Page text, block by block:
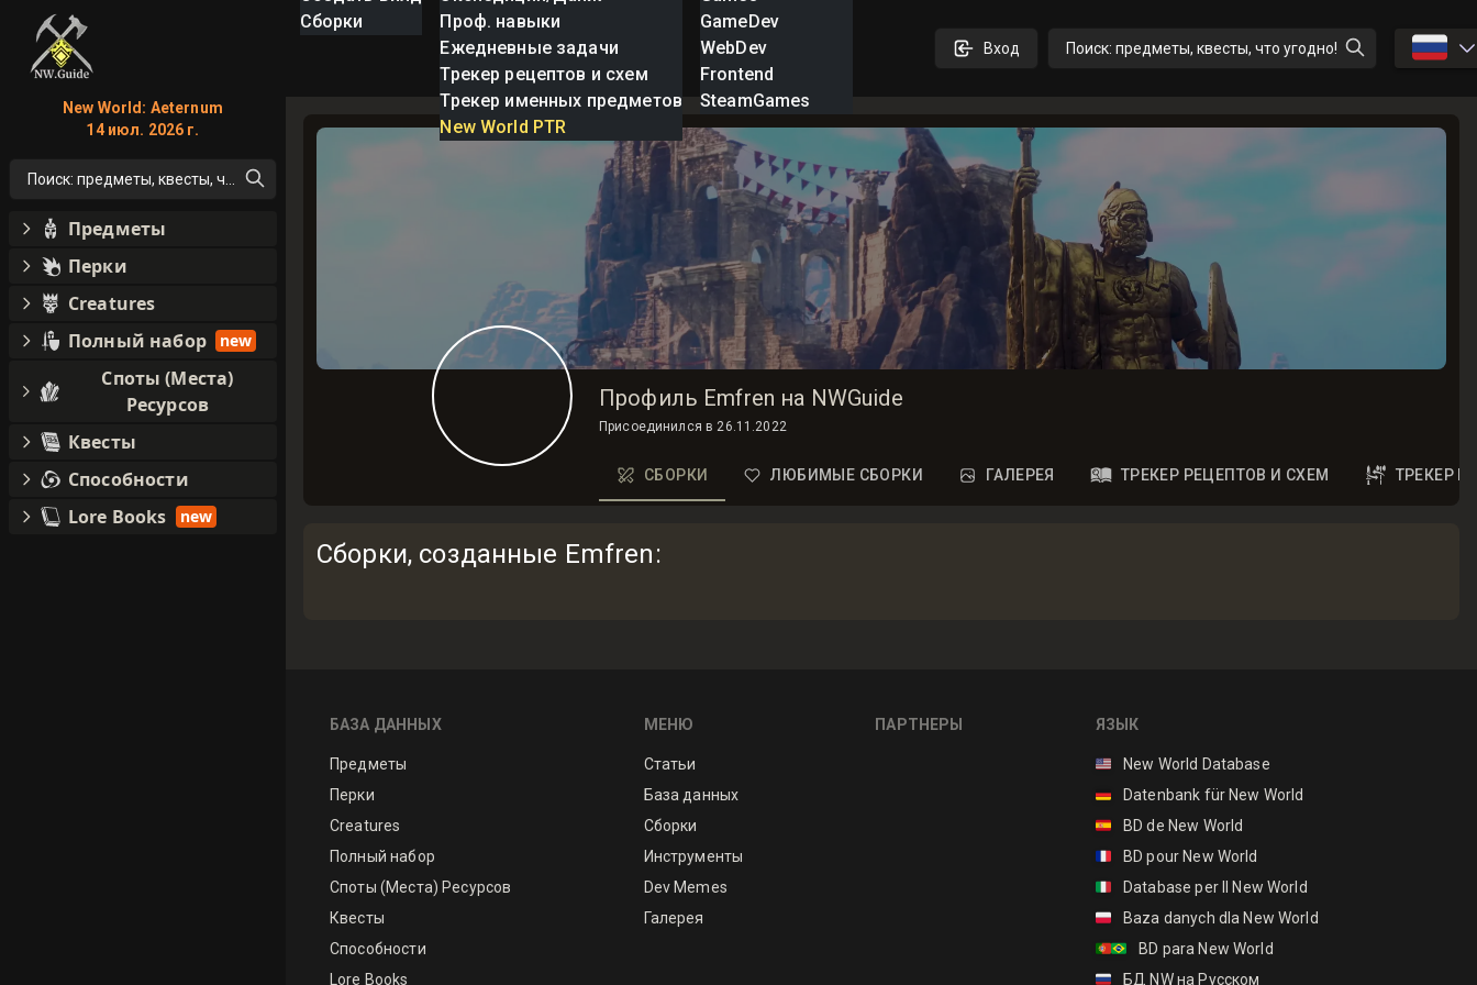
Сборки
Проф. навыки
Ежедневные задачи
Трекер рецептов и схем
Трекер именных предметов
New World PTR
GameDev
WebDev
Frontend
SteamGames
Вход Поиск: предметы, квесты, что угодно! 🇷🇺
Профиль Emfren на NWGuide
Присоединился в 26.11.2022
СБОРКИ ЛЮБИМЫЕ СБОРКИ ГАЛЕРЕЯ ТРЕКЕР РЕЦЕПТОВ И СХЕМ ТРЕКЕР
Сборки, созданные Emfren:
БАЗА ДАННЫХ
Предметы
Перки
Creatures
Полный набор
Споты (Места) Ресурсов
Квесты
Способности
Lore Books
МЕНЮ
Статьи
База данных
Сборки
Инструменты
Dev Memes
Галерея
ПАРТНЕРЫ ЯЗЫК
🇺🇸
New World Database
🇩🇪
Datenbank für New World
🇪🇸
BD de New World
🇫🇷
BD pour New World
🇮🇹
Database per Il New World
🇵🇱
Baza danych dla New World
🇵🇹🇧🇷
BD para New World
🇷🇺
БД NW на Русском
New World: Aeternum
14 июл. 2026 г.
Поиск: предметы, квесты, что угодно!
Предметы
Перки
Creatures
Полный набор
new
Споты (Места)
Ресурсов
Квесты
Способности
Lore Books
new